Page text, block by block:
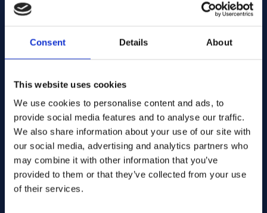
Consent Details About
This website uses cookies
We use cookies to personalise content and ads, to
provide social media features and to analyse our traffic.
We also share information about your use of our site with
our social media, advertising and analytics partners who
may combine it with other information that you’ve
provided to them or that they’ve collected from your use
of their services.
Indirizzo e-mail:
Inserire la quantità
Il vostro messaggio